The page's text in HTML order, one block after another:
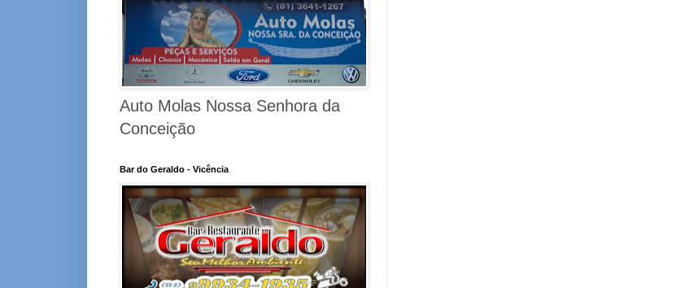
Auto Molas Nossa Senhora da
Conceição
Bar do Geraldo - Vicência